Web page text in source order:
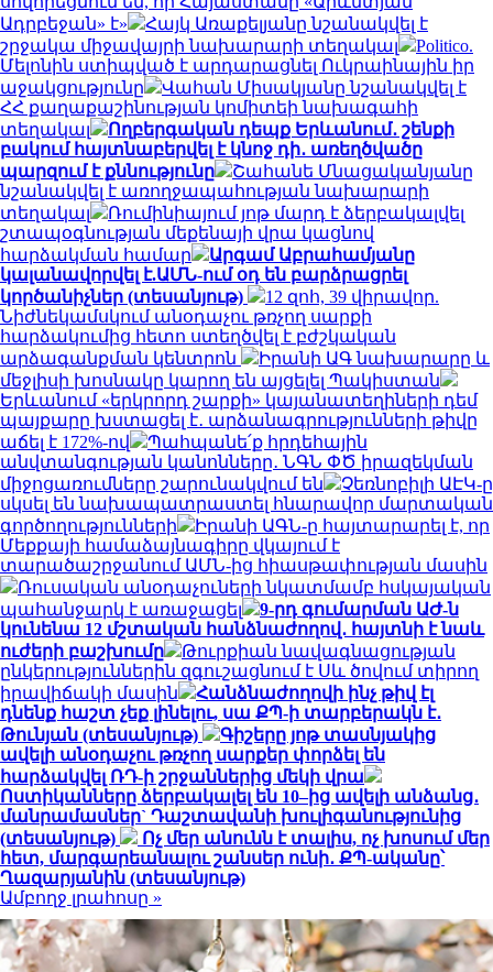
Ադրբեջան» է»
Հայկ Առաքելյանը նշանակվել է
շրջակա միջավայրի նախարարի տեղակալ
Politico.
Մելոնին ստիպված է արդարացնել Ուկրաինային իր
աջակցությունը
Վահան Միսակյանը նշանակվել է
ՀՀ քաղաքաշինության կոմիտեի նախագահի
տեղակալ
Ողբերգական դեպք Երևանում․ շենքի
բակում հայտնաբերվել է կնոջ դի․ առեղծվածը
պարզում է քննությունը
Շահանե Մնացականյանը
նշանակվել է առողջապահության նախարարի
տեղակալ
Ռումինիայում յոթ մարդ է ձերբակալվել
շտապօգնության մեքենայի վրա կացնով
հարձակման համար
Արգամ Աբրահամյանը
կալանավորվել է.ԱՄՆ-ում օդ են բարձրացրել
կործանիչներ (տեսանյութ)
12 զոհ, 39 վիրավոր.
Նիժնեկամսկում անօդաչու թռչող սարքի
հարձակումից հետո ստեղծվել է բժշկական
արձագանքման կենտրոն
Իրանի ԱԳ նախարարը և
մեջլիսի խոսնակը կարող են այցելել Պակիստան
Երևանում «երկրորդ շարքի» կայանատեղիների դեմ
պայքարը խստացել է․ արձանագրությունների թիվը
աճել է 172%-ով
Պահպանե՛ք հրդեհային
անվտանգության կանոնները․ ՆԳՆ ՓԾ իրազեկման
միջոցառումները շարունակվում են
Չեռնոբիլի ԱԷԿ-ը
սկսել են նախապատրաստել հնարավոր մարտական
գործողությունների
Իրանի ԱԳՆ-ը հայտարարել է, որ
Մեքքայի համաձայնագիրը վկայում է
տարածաշրջանում ԱՄՆ-ից հիասթափության մասին
Ռուսական անօդաչուների նկատմամբ հսկայական
պահանջարկ է առաջացել
9-րդ գումարման ԱԺ-ն
կունենա 12 մշտական հանձնաժողով․ հայտնի է նաև
ուժերի բաշխումը
Թուրքիան նավագնացության
ընկերություններին զգուշացնում է Սև ծովում տիրող
իրավիճակի մասին
Հանձնաժողովի ինչ թիվ էլ
դնենք հաշտ չեք լինելու, սա ՔՊ-ի տարբերակն է․
Թունյան (տեսանյութ)
Գիշերը յոթ տասնյակից
ավելի անօդաչու թռչող սարքեր փորձել են
հարձակվել ՌԴ-ի շրջաններից մեկի վրա
Ոստիկանները ձերբակալել են 10–ից ավելի անձանց․
մանրամասներ` Դաշտավանի խուլիգանությունից
(տեսանյութ)
Ոչ մեր անունն է տալիս, ոչ խոսում մեր
հետ, մարգարեանալու շանսեր ունի․ ՔՊ-ականը՝
Ղազարյանին (տեսանյութ)
Ամբողջ լրահոսը »